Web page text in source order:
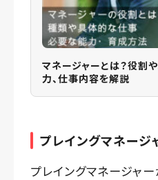
マネージャーとは？役割
力、仕事内容を解説
プレイングマネージ
プレイングマネージャ